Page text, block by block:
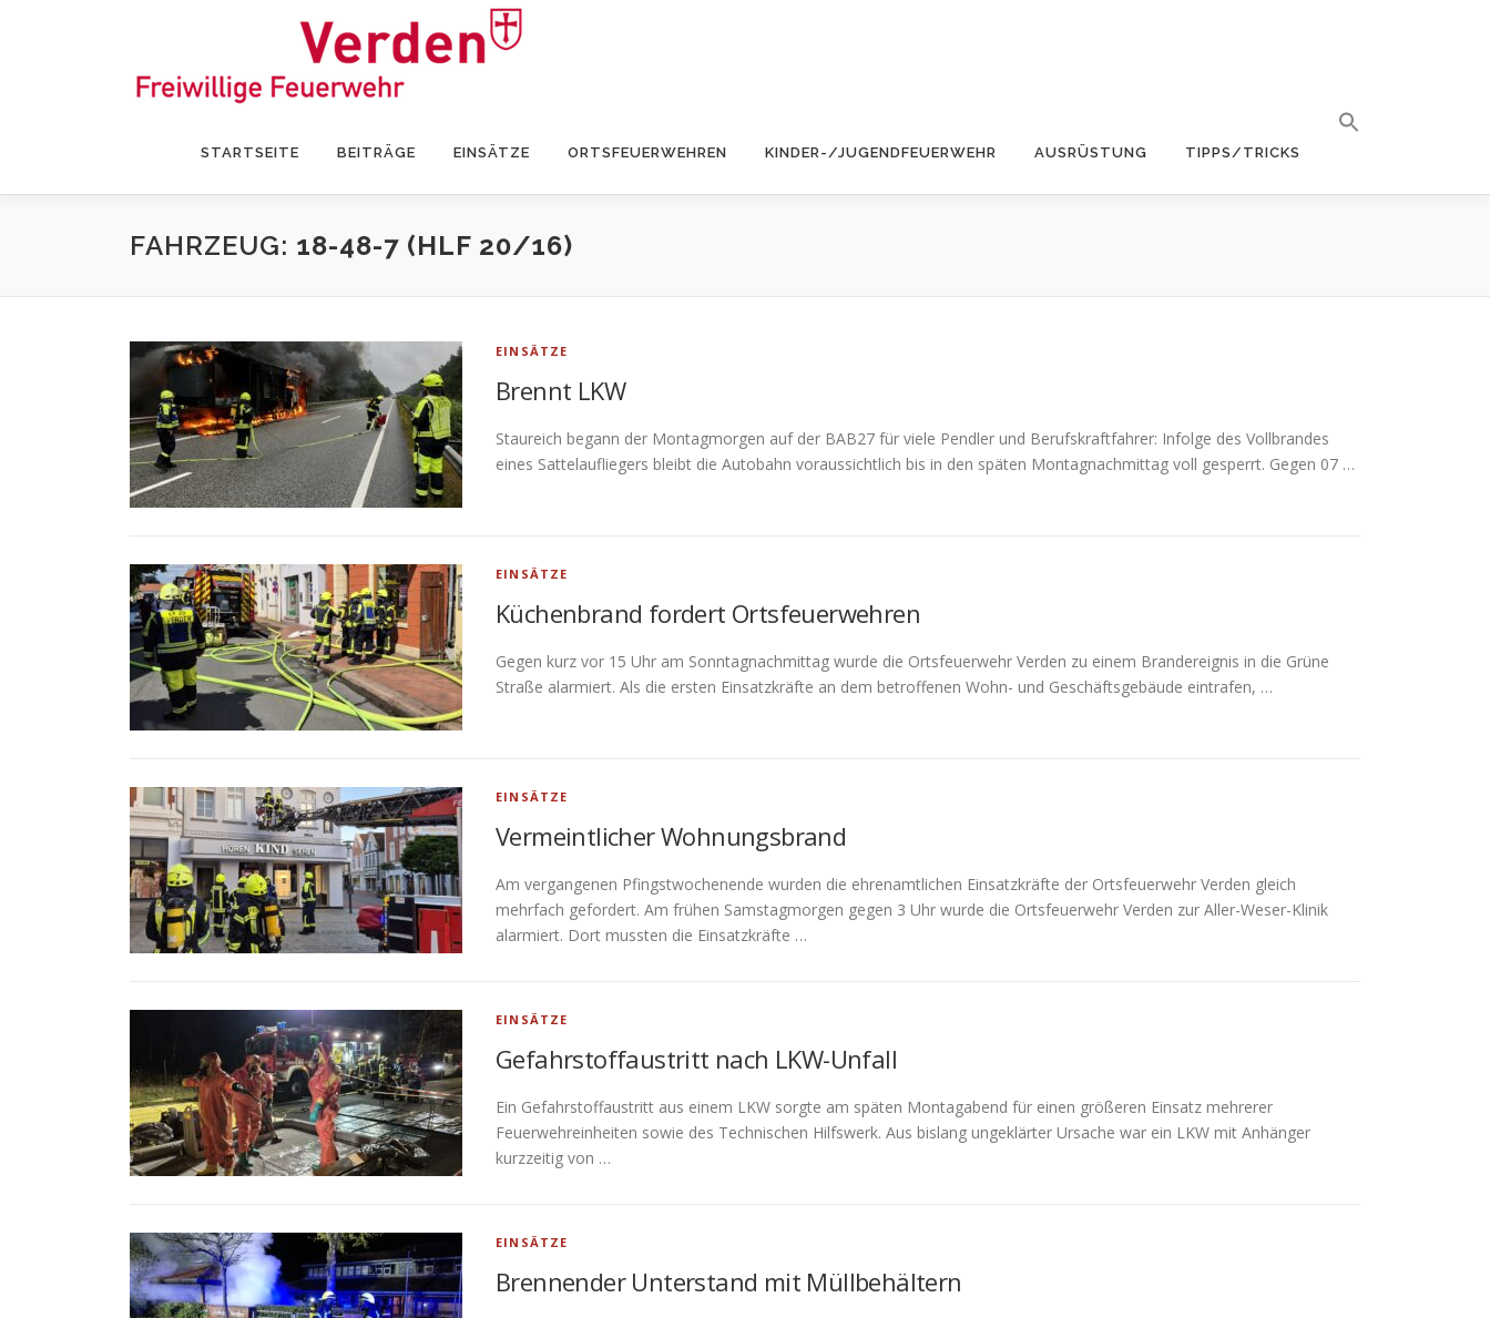
STARTSEITE BEITRÄGE EINSÄTZE ORTSFEUERWEHREN KINDER-/JUGENDFEUERWEHR AUSRÜSTUNG TIPPS/TRICKS
FAHRZEUG: 18-48-7 (HLF 20/16)
EINSÄTZE
Brennt LKW
Staureich begann der Montagmorgen auf der BAB27 für viele Pendler und Berufskraftfahrer: Infolge des Vollbrandes
eines Sattelaufliegers bleibt die Autobahn voraussichtlich bis in den späten Montagnachmittag voll gesperrt. Gegen 07 …
EINSÄTZE
Küchenbrand fordert Ortsfeuerwehren
Gegen kurz vor 15 Uhr am Sonntagnachmittag wurde die Ortsfeuerwehr Verden zu einem Brandereignis in die Grüne
Straße alarmiert. Als die ersten Einsatzkräfte an dem betroffenen Wohn- und Geschäftsgebäude eintrafen, …
EINSÄTZE
Vermeintlicher Wohnungsbrand
Am vergangenen Pfingstwochenende wurden die ehrenamtlichen Einsatzkräfte der Ortsfeuerwehr Verden gleich
mehrfach gefordert. Am frühen Samstagmorgen gegen 3 Uhr wurde die Ortsfeuerwehr Verden zur Aller-Weser-Klinik
alarmiert. Dort mussten die Einsatzkräfte …
EINSÄTZE
Gefahrstoffaustritt nach LKW-Unfall
Ein Gefahrstoffaustritt aus einem LKW sorgte am späten Montagabend für einen größeren Einsatz mehrerer
Feuerwehreinheiten sowie des Technischen Hilfswerk. Aus bislang ungeklärter Ursache war ein LKW mit Anhänger
kurzzeitig von …
EINSÄTZE
Brennender Unterstand mit Müllbehältern